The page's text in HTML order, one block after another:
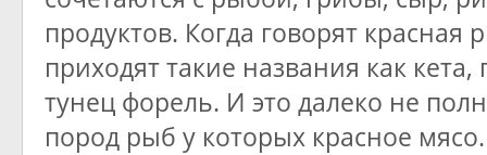
продуктов. Когда говорят красная
приходят такие названия как
тунец форель. И это далеко не
пород рыб у которых красное